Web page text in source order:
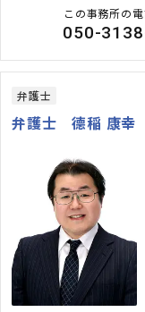
この事務所の
050-
弁護士
弁護士 德稲 康幸